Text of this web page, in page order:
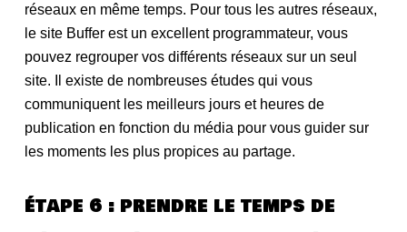
réseaux en même temps. Pour tous les autres réseaux,
le site Buffer est un excellent programmateur, vous
pouvez regrouper vos différents réseaux sur un seul
site. Il existe de nombreuses études qui vous
communiquent les meilleurs jours et heures de
publication en fonction du média pour vous guider sur
les moments les plus propices au partage.
étape 6 : prendre le temps de